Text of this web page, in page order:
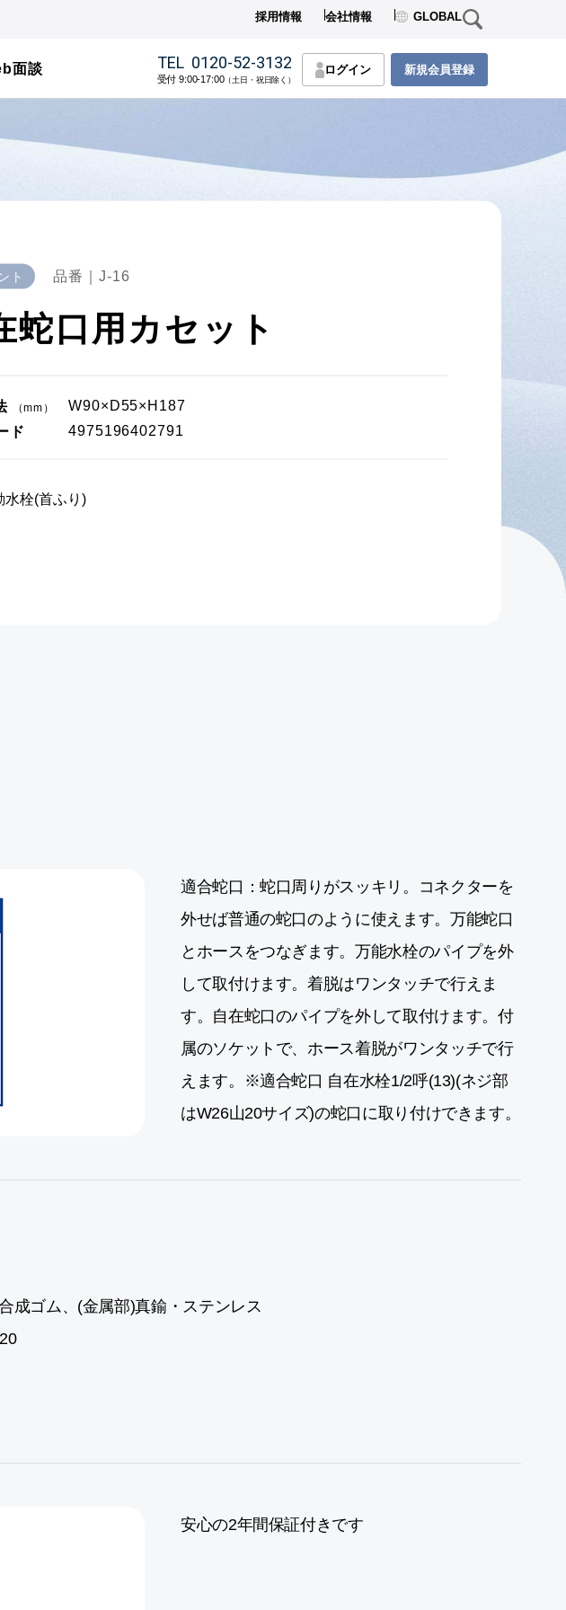
採用情報 会社情報 GLOBAL
面談 TEL 0120-52-3132
受付 9:00-17:00（土日・祝日除く）
ログイン 新規会員登録
ト 品番｜J-16
蛇口用カセット
（mm）
W90×D55×H187
ド
4975196402791
水栓(首ふり)
適合蛇口：蛇口周りがスッキリ。コネクターを
外せば普通の蛇口のように使えます。万能蛇口
とホースをつなぎます。万能水栓のパイプを外
して取付けます。着脱はワンタッチで行えま
す。自在蛇口のパイプを外して取付けます。付
属のソケットで、ホース着脱がワンタッチで行
えます。※適合蛇口 自在水栓1/2呼(13)(ネジ部
はW26山20サイズ)の蛇口に取り付けできます。
成ゴム、(金属部)真鍮・ステンレス
安心の2年間保証付きです